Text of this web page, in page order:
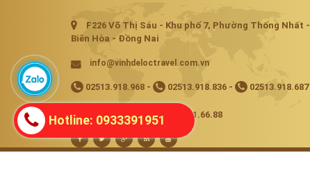
F226 Võ Thị Sáu - Khu phố 7, Phường Thống Nhất -
Biên Hòa - Đồng Nai
info@vinhdeloctravel.com.vn
02513.918.968 - 02513.918.836 - 02513.918.687
02513.918.473 - 02513.91.66.88
Hotline: 0933391951